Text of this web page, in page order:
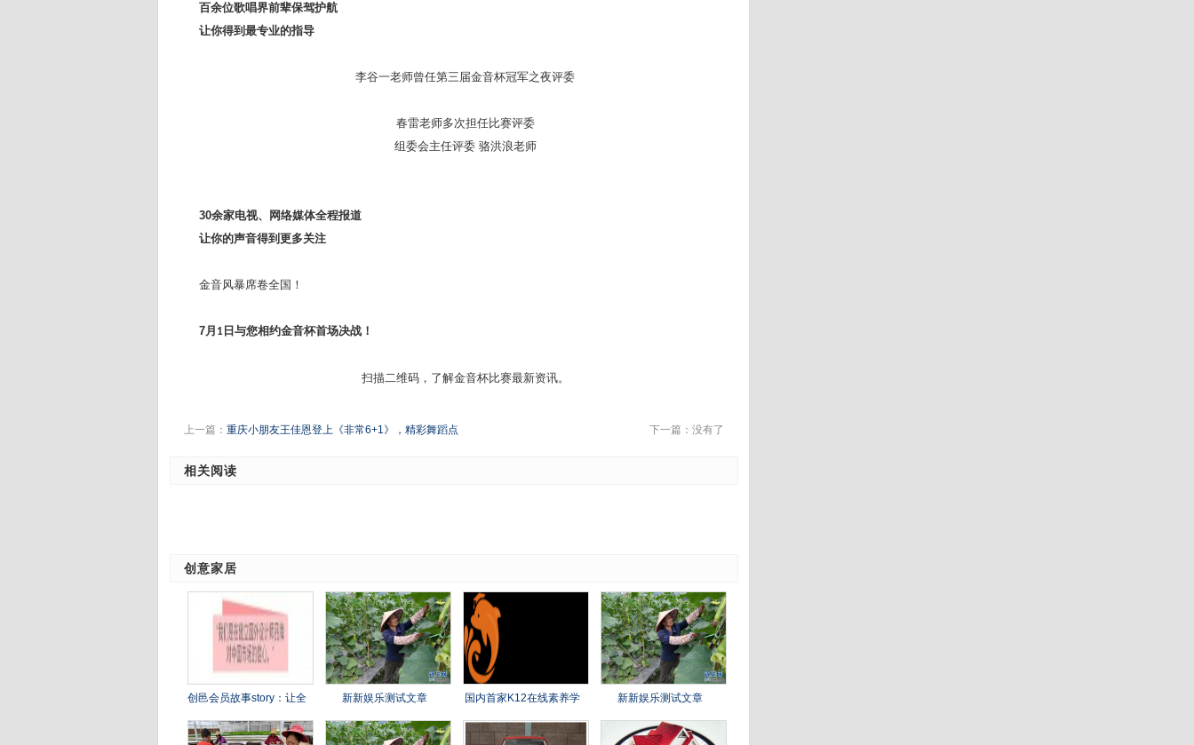
百余位歌唱界前辈保驾护航
让你得到最专业的指导
李谷一老师曾任第三届金音杯冠军之夜评委
春雷老师多次担任比赛评委
组委会主任评委 骆洪浪老师
30余家电视、网络媒体全程报道
让你的声音得到更多关注
金音风暴席卷全国！
7月 1 日与您相约金音杯首场决战！
扫描二维码，了解金音杯比赛最新资讯。
上一篇： 重庆小朋友王佳恩登上《非常6+1》，精彩舞蹈点 下一篇：没有了
相关阅读
创意家居
创邑会员故事story：让全
球
新新娱乐测试文章
国内首家K12在线素养学
科
新新娱乐测试文章